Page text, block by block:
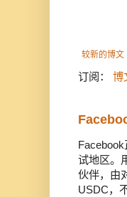
较新的博文
订阅： 博
试地区。
伙伴，由
USDC，